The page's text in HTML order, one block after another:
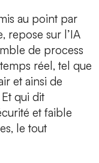
au point par
, repose sur l’IA
de process
réel, tel que
et ainsi de
Et qui dit
et faible
le tout